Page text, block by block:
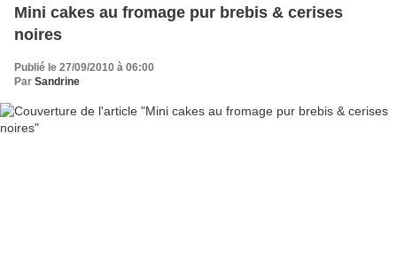
Mini cakes au fromage pur brebis & cerises
noires
Publié le 27/09/2010 à 06:00
Par Sandrine